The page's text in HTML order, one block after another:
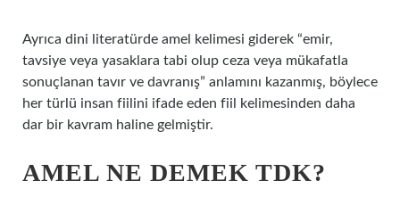
Ayrıca dini literatürde amel kelimesi giderek “emir,
tavsiye veya yasaklara tabi olup ceza veya mükafatla
sonuçlanan tavır ve davranış” anlamını kazanmış, böylece
her türlü insan fiilini ifade eden fiil kelimesinden daha
dar bir kavram haline gelmiştir.
AMEL NE DEMEK TDK?